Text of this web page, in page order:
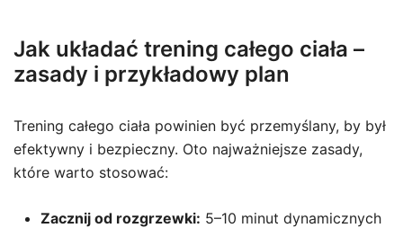
Jak układać trening całego ciała –
zasady i przykładowy plan
Trening całego ciała powinien być przemyślany, by był
efektywny i bezpieczny. Oto najważniejsze zasady,
które warto stosować:
Zacznij od rozgrzewki: 5–10 minut dynamicznych